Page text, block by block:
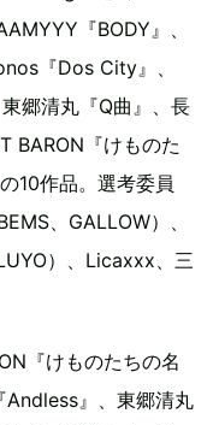
『BODY』、
『Dos City』、
郷清丸『Q曲』、長
BARON『けものた
10作品。選考委員
、GALLOW）、
）、Licaxxx、三
『けものたちの名
』、東郷清丸